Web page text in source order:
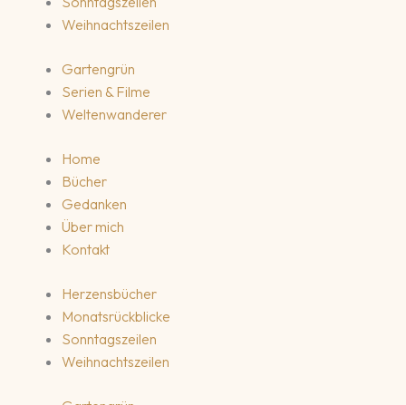
Weihnachtszeilen
Gartengrün
Serien & Filme
Weltenwanderer
Home
Bücher
Gedanken
Über mich
Kontakt
Herzensbücher
Monatsrückblicke
Sonntagszeilen
Weihnachtszeilen